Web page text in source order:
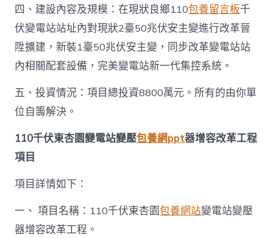
四、建設內容及規模：在現狀良鄉110包養留言板千
伏變電站站址內對現狀2臺50兆伏安主變進行改革晉
陞擴建，新裝1臺50兆伏安主變，同步改革變電站站
內相關配套設備，完美變電站新一代集控系統。
五、投資情況：項目總投資8800萬元。所有的由你單
位自籌解決。
110千伏東杏園變電站變壓包養網ppt器增容改革工程
項目
項目詳情如下：
一、 項目名稱：110千伏東杏園包養網站變電站變壓
器增容改革工程。